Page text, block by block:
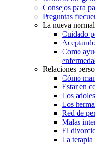
Consejos para
Preguntas
La nueva
Cuidado
Como
Relaciones
Cómo
Estar en
Los
Los
Red de
Malas
El
La terapia